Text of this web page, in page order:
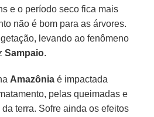
e o período seco fica mais
não é bom para as árvores.
levando ao fenômeno
Sampaio.
Amazônia é impactada
pelas queimadas e
terra. Sofre ainda os efeitos